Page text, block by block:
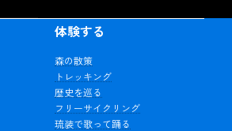
体験する
森の散策
トレッキング
歴史を巡る
フリーサイクリング
琉装で歌って踊る